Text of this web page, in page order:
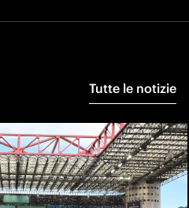
Tutte le notizie